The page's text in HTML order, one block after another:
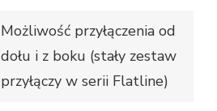
Możliwość przyłączenia od
dołu i z boku (stały zestaw
przyłączy w serii Flatline)